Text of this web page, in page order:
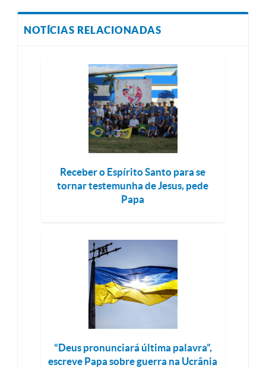
NOTÍCIAS RELACIONADAS
Receber o Espírito Santo para se
tornar testemunha de Jesus, pede
Papa
“Deus pronunciará última palavra”,
escreve Papa sobre guerra na Ucrânia